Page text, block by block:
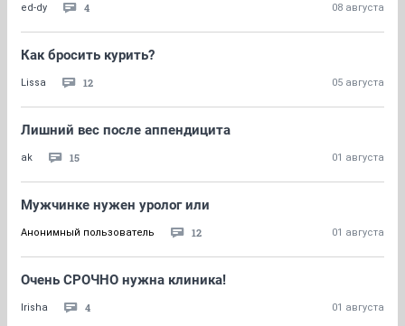
ed-dy 4 08 августа
Как бросить курить?
Lissa 12 05 августа
Лишний вес после аппендицита
ak 15 01 августа
Мужчинке нужен уролог или
Анонимный пользователь 12 01 августа
Очень СРОЧНО нужна клиника!
Irisha 4 01 августа